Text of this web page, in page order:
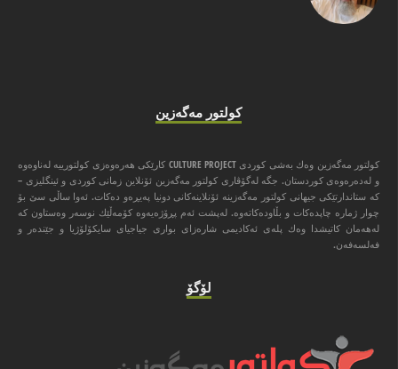
كولتور مه‌گه‌زین
كولتور مه‌گه‌زین وه‌ك به‌شی كوردی CULTURE PROJECT كارێكی هه‌ره‌وه‌زی كولتورییه‌ له‌ناوه‌وه‌
و له‌ده‌ره‌وه‌ی كوردستان. جگه‌ له‌گۆڤاری كولتور مه‌گه‌زین ئۆنلاین زمانی كوردی و ئینگلیزی –
كه‌ ستاندارتێكی جیهانی كولتور مه‌گه‌زینه‌ ئۆنلاینه‌كانی دونیا په‌یڕه‌و ده‌كات. ئه‌وا ‌ساڵی سێ بۆ
چوار ژماره‌ چاپده‌كات و بڵاوده‌كاته‌وه‌. له‌پشت ئه‌م پڕۆژه‌یه‌وه‌ كۆمه‌ڵێك نوسه‌ر وه‌ستاون كه‌
له‌هه‌مان كاتیشدا وه‌ك پله‌ی ئه‌كادیمی شاره‌زای بواری جیاجیای سایكۆلۆژیا و جێنده‌ر و
فه‌لسه‌فه‌ن.
لۆگۆ